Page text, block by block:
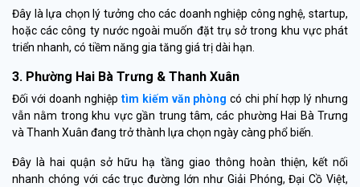
Đây là lựa chọn lý tưởng cho các doanh nghiệp công nghệ, startup,
hoặc các công ty nước ngoài muốn đặt trụ sở trong khu vực phát
triển nhanh, có tiềm năng gia tăng giá trị dài hạn.
3. Phường Hai Bà Trưng & Thanh Xuân
Đối với doanh nghiệp tìm kiếm văn phòng có chi phí hợp lý nhưng
vẫn nằm trong khu vực gần trung tâm, các phường Hai Bà Trưng
và Thanh Xuân đang trở thành lựa chọn ngày càng phổ biến.
Đây là hai quận sở hữu hạ tầng giao thông hoàn thiện, kết nối
nhanh chóng với các trục đường lớn như Giải Phóng, Đại Cồ Việt,